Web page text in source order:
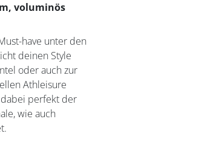
voluminös
have unter den
deinen Style
oder auch zur
Athleisure
perfekt der
wie auch